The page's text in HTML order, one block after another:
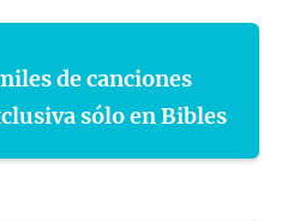
de canciones
sólo en Bibles